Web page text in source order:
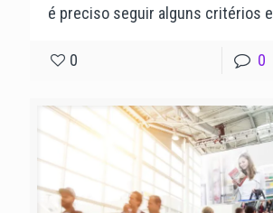
é preciso seguir alguns critérios e
0 0